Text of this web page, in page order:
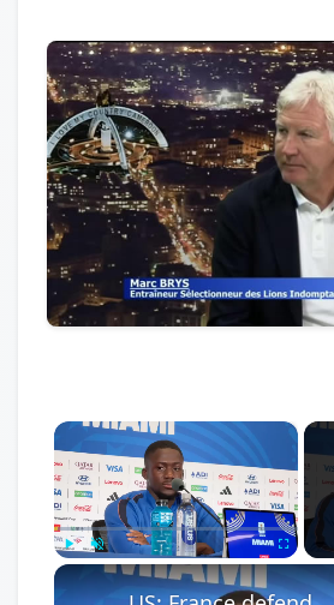
×
Unmute Fullscreen